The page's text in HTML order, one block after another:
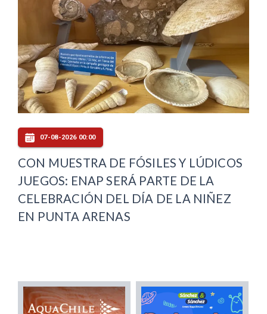
07-08-2026 00:00
CON MUESTRA DE FÓSILES Y LÚDICOS
JUEGOS: ENAP SERÁ PARTE DE LA
CELEBRACIÓN DEL DÍA DE LA NIÑEZ
EN PUNTA ARENAS